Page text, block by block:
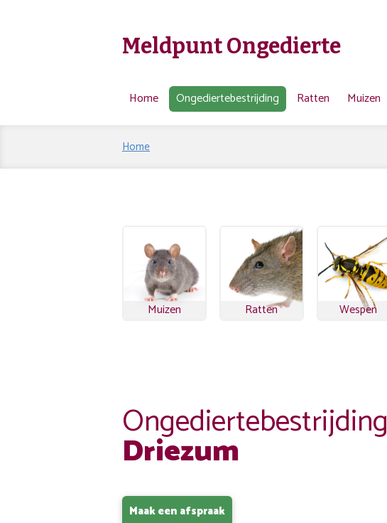
Meldpunt Ongedierte
Home Ongediertebestrijding Ratten Muizen
Home
Muizen Ratten Wespen
Ongediertebestrijding
Driezum
Maak een afspraak